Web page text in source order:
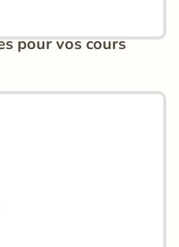
pour vos cours